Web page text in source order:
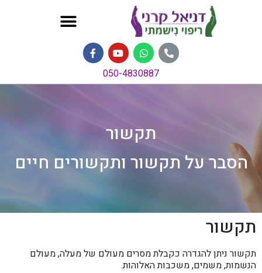
050-4830887
תקשור
הסבר על תקשור ותקשורים חיים
תקשור
תקשור ניתן להגדרה כקבלת מסרים מעולם של מעלה, מעולם
הנשמות, משמים, משכבות האלוהות.